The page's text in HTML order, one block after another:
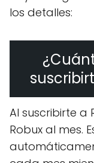
los detalles:
Al suscribirte a
Robux al mes.